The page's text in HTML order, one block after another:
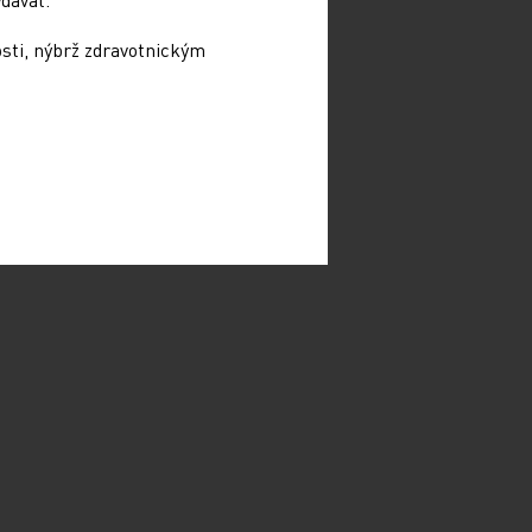
nýbrž zdravotnickým